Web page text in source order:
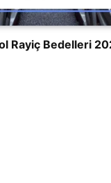
Rayiç Bedelleri